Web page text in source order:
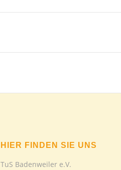
HIER FINDEN SIE UNS
TuS Badenweiler e.V.